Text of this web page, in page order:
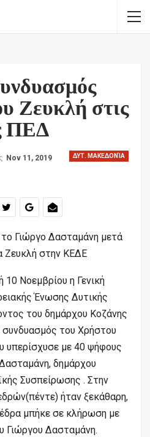
Ζευκλή στις
ΠΕΔ
ΔΥΤ. ΜΑΚΕΔΟΝΊΑ
Nov 11, 2019
Γιώργο Δασταμάνη μετά
Ζευκλή στην ΚΕΔΕ
10 Νοεμβρίου η Γενική
Ένωσης Δυτικής
του δημάρχου Κοζάνης
του Χρήστου
υπερίσχυσε με 40 ψήφους
δημάρχου
Συσπείρωσης . Στην
ήταν ξεκάθαρη,
μπήκε σε κλήρωση με
Γιώργου Δασταμάνη.